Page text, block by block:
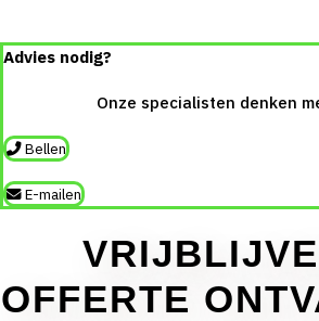
Advies nodig?
Onze specialisten denken
Bellen
E-mailen
OFFERTE